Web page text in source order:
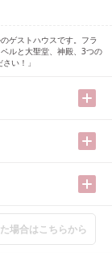
ゲストハウスです。フラ
ルと大聖堂、神殿、3つの
い！」
場合はこちらから